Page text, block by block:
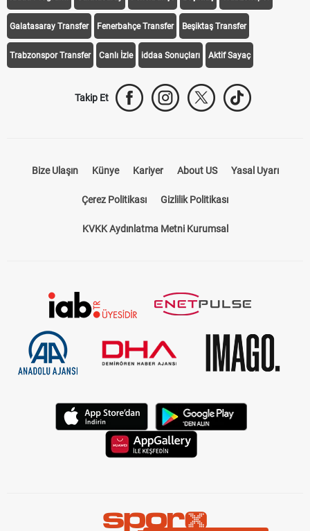
iddaa Programı Galatasaray Fenerbahçe Beşiktaş Trabzonspor
Galatasaray Transfer Fenerbahçe Transfer Beşiktaş Transfer
Canlı İzle iddaa Sonuçları Aktif Sayaç
Künye Kariyer About US
Çerez Politikası Gizlilik Politikası